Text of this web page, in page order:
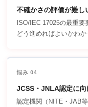
不確かさの評価が難し
ISO/IEC 17025の最重
どう進めればよいかわか
悩み 04
JCSS・JNLA認定に
認定機関（NITE・JAB